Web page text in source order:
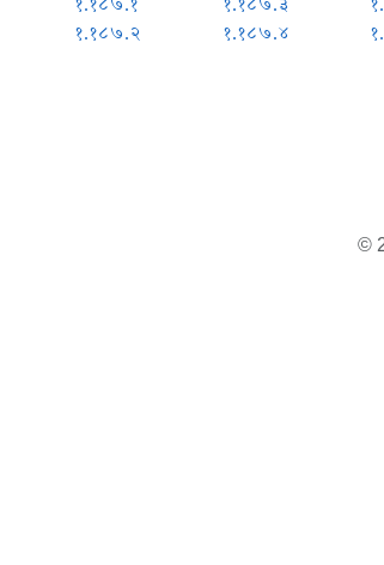
१.१८७.१
१.१८७.२
१.१८७.३
१.१८७.४
©